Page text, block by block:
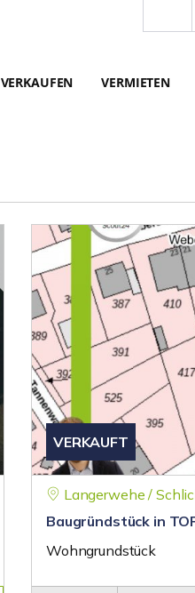
VERKAUFEN VERMIETEN
VERKAUFT
Langerwehe /
Baugründstück in
Wohngrundstück